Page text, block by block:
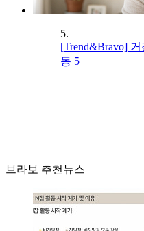
5.
[Trend&Bravo]
동 5
브라보 추천뉴스